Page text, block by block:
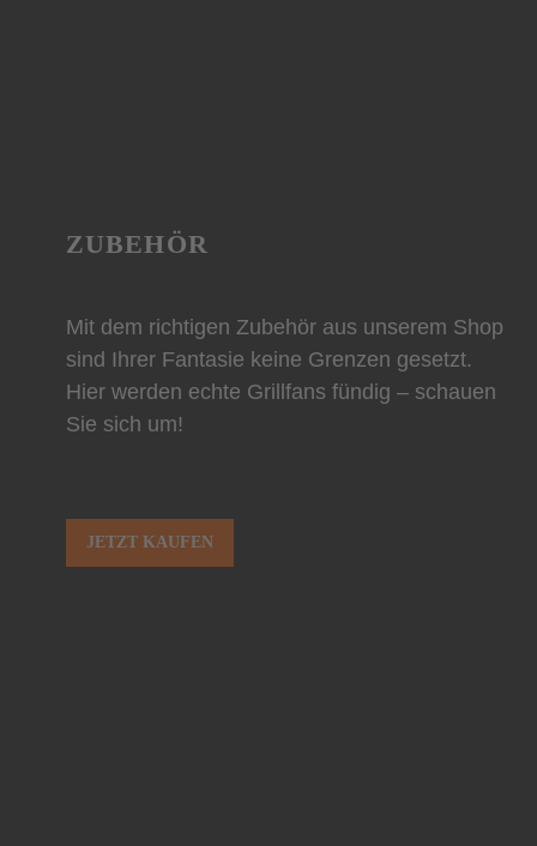
ZUBEHÖR
Mit dem richtigen Zubehör aus unserem Shop
sind Ihrer Fantasie keine Grenzen gesetzt.
Hier werden echte Grillfans fündig – schauen
Sie sich um!
JETZT KAUFEN